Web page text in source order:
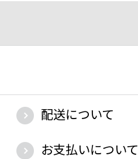
配送について
お支払いについて